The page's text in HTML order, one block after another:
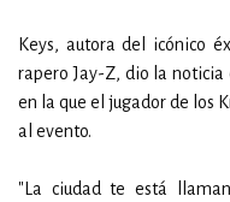
Keys, autora del icónico
rapero Jay-Z, dio la
en la que el jugador de los
al evento.
"La ciudad te está